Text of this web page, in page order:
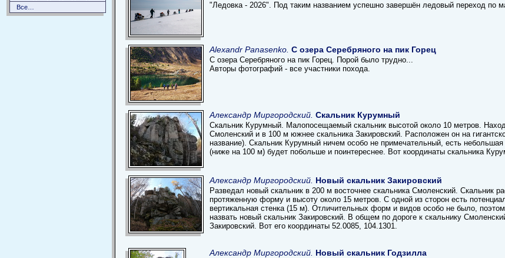
Все…
"Ледовка - 2026". Под таким названием успешно завершён ледовый переход по
Alexandr Panasenko. С озера Серебряного на пик Горец
С озера Серебряного на пик Горец. Порой было трудно...
Авторы фотографий - все участники похода.
Александр Миргородский. Скальник Курумный
Скальник Курумный. Малопосещаемый скальник высотой около 10 метров.
Смоленский и в 100 м южнее скальника Закировский. Расположен он на
название). Скальник Курумный ничем особо не примечательный, есть
(ниже на 100 м) будет побольше и поинтереснее. Вот координаты скальника
Александр Миргородский. Новый скальник Закировский
Разведал новый скальник в 200 м восточнее скальника Смоленский. Скальник
протяженную форму и высоту около 15 метров. С одной из сторон есть
вертикальная стенка (15 м). Отличительных форм и видов особо не было,
назвать новый скальник Закировский. В общем по дороге к скальнику
Закировский. Вот его координаты 52.0085, 104.1301.
Александр Миргородский. Новый скальник Годзилла